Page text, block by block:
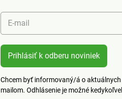
E-mail
Prihlásiť k odberu noviniek
Chcem byť informovaný/á o
mailom. Odhlásenie je možné